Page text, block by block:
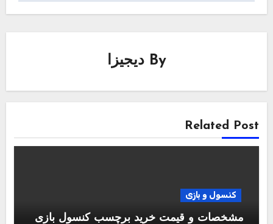
By دیجیزا
Related Post
کنسول و بازی
مشخصات و قیمت خرید برچسب کنسول بازی